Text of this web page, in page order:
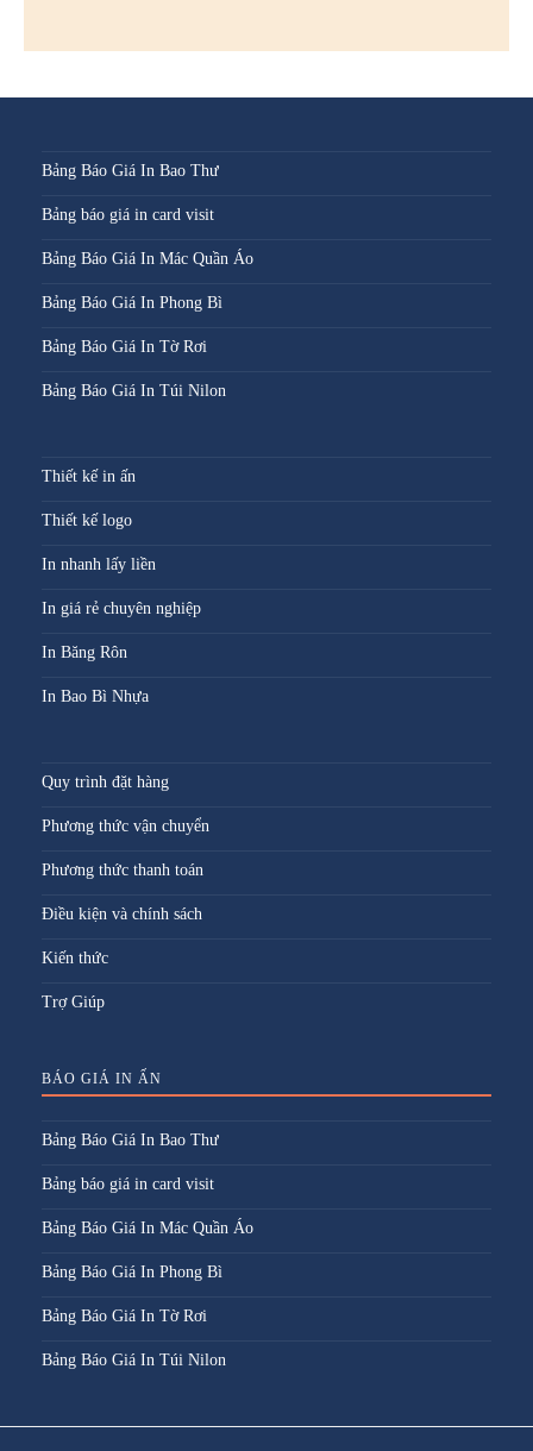
Bảng Báo Giá In Bao Thư
Bảng báo giá in card visit
Bảng Báo Giá In Mác Quần Áo
Bảng Báo Giá In Phong Bì
Bảng Báo Giá In Tờ Rơi
Bảng Báo Giá In Túi Nilon
Thiết kế in ấn
Thiết kế logo
In nhanh lấy liền
In giá rẻ chuyên nghiệp
In Băng Rôn
In Bao Bì Nhựa
Quy trình đặt hàng
Phương thức vận chuyển
Phương thức thanh toán
Điều kiện và chính sách
Kiến thức
Trợ Giúp
BÁO GIÁ IN ẤN
Bảng Báo Giá In Bao Thư
Bảng báo giá in card visit
Bảng Báo Giá In Mác Quần Áo
Bảng Báo Giá In Phong Bì
Bảng Báo Giá In Tờ Rơi
Bảng Báo Giá In Túi Nilon